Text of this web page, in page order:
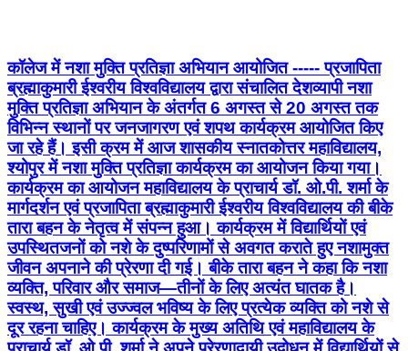
कॉलेज में नशा मुक्ति प्रतिज्ञा अभियान आयोजित ----- प्रजापिता
ब्रह्माकुमारी ईश्वरीय विश्वविद्यालय द्वारा संचालित देशव्यापी नशा
मुक्ति प्रतिज्ञा अभियान के अंतर्गत 6 अगस्त से 20 अगस्त तक
विभिन्न स्थानों पर जनजागरण एवं शपथ कार्यक्रम आयोजित किए
जा रहे हैं। इसी क्रम में आज शासकीय स्नातकोत्तर महाविद्यालय,
श्योपुर में नशा मुक्ति प्रतिज्ञा कार्यक्रम का आयोजन किया गया।
कार्यक्रम का आयोजन महाविद्यालय के प्राचार्य डॉ. ओ.पी. शर्मा के
मार्गदर्शन एवं प्रजापिता ब्रह्माकुमारी ईश्वरीय विश्वविद्यालय की बीके
तारा बहन के नेतृत्व में संपन्न हुआ। कार्यक्रम में विद्यार्थियों एवं
उपस्थितजनों को नशे के दुष्परिणामों से अवगत कराते हुए नशामुक्त
जीवन अपनाने की प्रेरणा दी गई। बीके तारा बहन ने कहा कि नशा
व्यक्ति, परिवार और समाज—तीनों के लिए अत्यंत घातक है।
स्वस्थ, सुखी एवं उज्ज्वल भविष्य के लिए प्रत्येक व्यक्ति को नशे से
दूर रहना चाहिए। कार्यक्रम के मुख्य अतिथि एवं महाविद्यालय के